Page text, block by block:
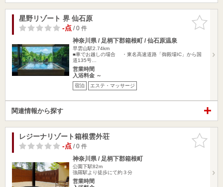
お気に入
りに追加
星野リゾート 界 仙石原
-点/ 0 件
神奈川県 / 足柄下郡箱根町 / 仙石原温泉
早雲山駅2.74km
■車でお越しの場合 ・東名高速道路「御殿場IC」から国
道135号…
営業時間
入浴料金 ～
宿泊 エステ・マッサージ
関連情報から探す
お気に入
りに追加
レジーナリゾート箱根雲外荘
-点/ 0 件
神奈川県 / 足柄下郡箱根町
公園下駅82m
強羅駅より徒歩にて約３分
営業時間